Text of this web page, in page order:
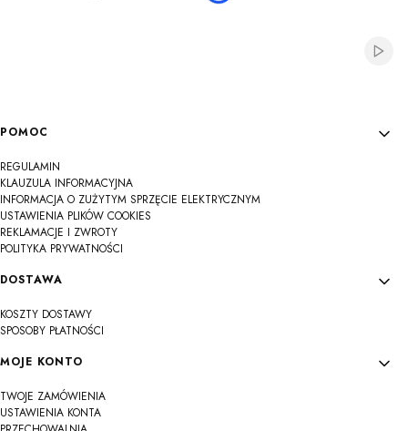
Linki w stopce
POMOC
REGULAMIN
KLAUZULA INFORMACYJNA
INFORMACJA O ZUŻYTYM SPRZĘCIE ELEKTRYCZNYM
USTAWIENIA PLIKÓW COOKIES
REKLAMACJE I ZWROTY
POLITYKA PRYWATNOŚCI
DOSTAWA
KOSZTY DOSTAWY
SPOSOBY PŁATNOŚCI
MOJE KONTO
TWOJE ZAMÓWIENIA
USTAWIENIA KONTA